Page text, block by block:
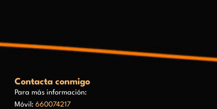
Contacta conmigo
Para más información:
Móvil: 660074217